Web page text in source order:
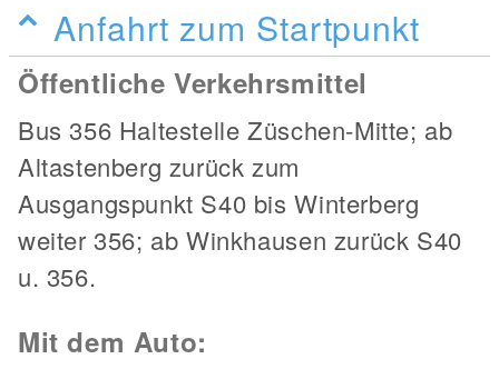
Anfahrt zum Startpunkt
Öffentliche Verkehrsmittel
Bus 356 Haltestelle Züschen-Mitte; ab
Altastenberg zurück zum
Ausgangspunkt S40 bis Winterberg
weiter 356; ab Winkhausen zurück S40
u. 356.
Mit dem Auto: